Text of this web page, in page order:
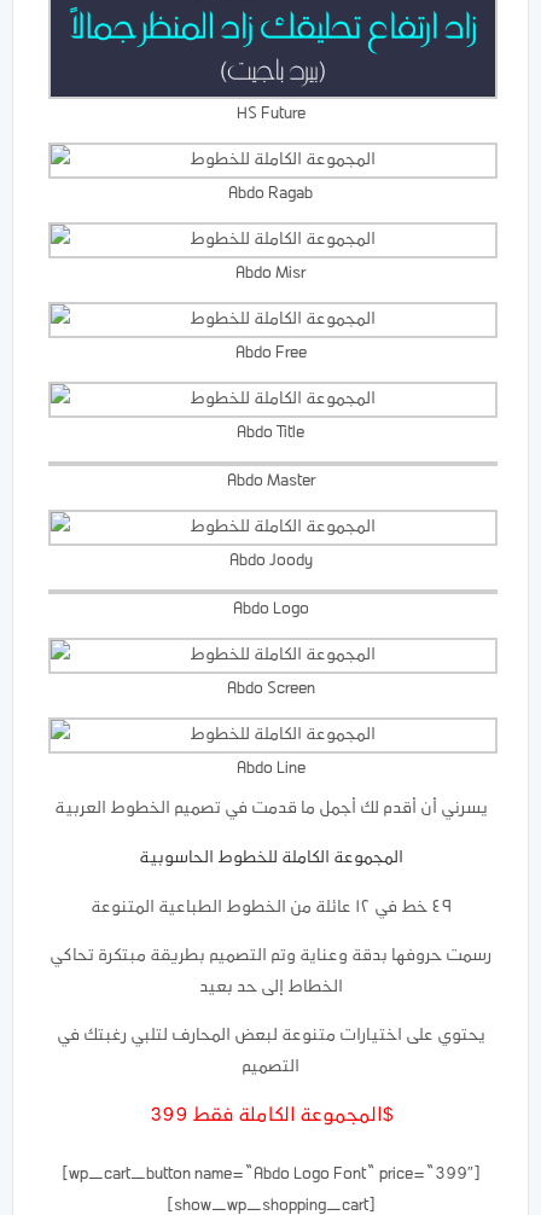
HS Future
Abdo Ragab
Abdo Misr
Abdo Free
Abdo Title
Abdo Master
Abdo Joody
Abdo Logo
Abdo Screen
Abdo Line
يسرني أن أقدم لك أجمل ما قدمت في تصميم الخطوط العربية
المجموعة الكاملة للخطوط الحاسوبية
٤٩ خط في ١٢ عائلة من الخطوط الطباعية المتنوعة
رسمت حروفها بدقة وعناية وتم التصميم بطريقة مبتكرة تحاكي
الخطاط إلى حد بعيد
يحتوي على اختيارات متنوعة لبعض المحارف لتلبي رغبتك في
التصميم
المجموعة الكاملة فقط 399$
[wp_cart_button name=”Abdo Logo Font” price=”399″]
[show_wp_shopping_cart]